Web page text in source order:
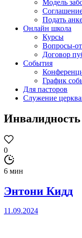
Модель
Подать
Онлайн школа
Курсы
Вопросы-
Договор
События
График
Для пасторов
Служение
Инвалидность
0
6 мин
Энтони Кидд
11.09.2024